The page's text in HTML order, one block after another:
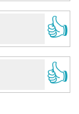
👍
👍